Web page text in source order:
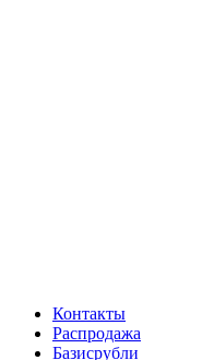
Контакты
Распродажа
Базисрубли